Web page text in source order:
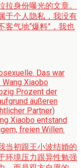
身份曝光的文章。
于个人隐私，我没有
客气地“爆料”，我也
Das war
Xiaobo
Prozent der
äußeren
Partner)
Xiaobo entstand
freien Willen.
当初跟王小波结婚的
环境压力跟异性勉强